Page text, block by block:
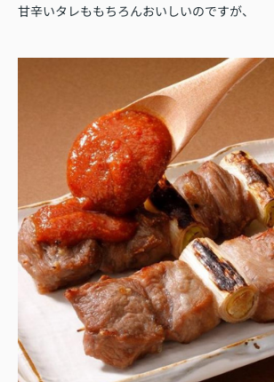
甘辛いタレももちろんおいしいのですが、